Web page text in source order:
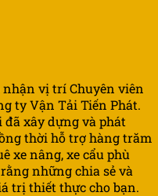
vị trí Chuyên viên
ty Vận Tải Tiến Phát.
xây dựng và phát
thời hỗ trợ hàng trăm
xe nâng, xe cẩu phù
những chia sẻ và
trị thiết thực cho bạn.